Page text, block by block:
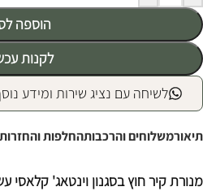
הוספה
לקנות
לשיחה עם נציג שירות ומידע
תיאורמשלוחים והרכבותהחלפות והחזרות
מנורת קיר חוץ בסגנון וינטאג' קלאסי